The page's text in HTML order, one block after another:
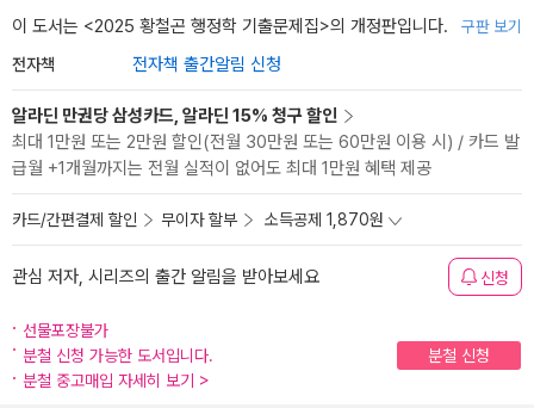
이 도서는 <2025 황철곤 행정학 기출문제집>의 개정판입니다. 구판 보기
전자책 전자책 출간알림 신청
알라딘 만권당 삼성카드, 알라딘 15% 청구 할인
최대 1만원 또는 2만원 할인(전월 30만원 또는 60만원 이용 시) / 카드 발
급월 +1개월까지는 전월 실적이 없어도 최대 1만원 혜택 제공
카드/간편결제 할인 무이자 할부 소득공제 1,870원
관심 저자, 시리즈의 출간 알림을 받아보세요 신청
선물포장불가
분철 신청 가능한 도서입니다.
분철 신청
분철 중고매입 자세히 보기 >